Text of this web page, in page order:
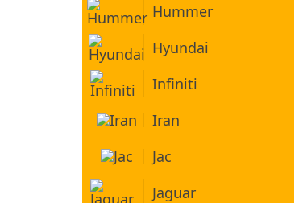
Hummer
Hyundai
Infiniti
Iran
Jac
Jaguar